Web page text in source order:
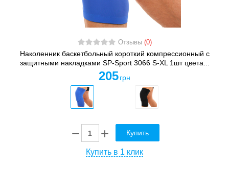
Отзывы (0)
Наколенник баскетбольный короткий компрессионный с
защитными накладками SP-Sport 3066 S-XL 1шт цвета...
205 грн
Купить
Купить в 1 клик